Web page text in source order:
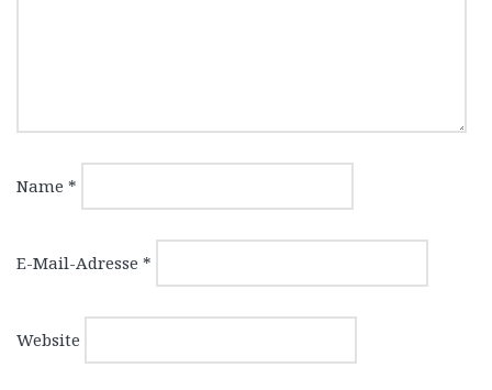
Name *
E-Mail-Adresse *
Website